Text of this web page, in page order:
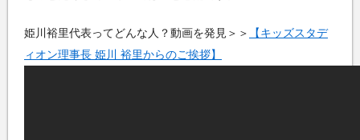
姫川裕里代表ってどんな人？動画を発見＞＞
【キッズスタデ
ィオン理事長 姫川 裕里からのご挨拶】